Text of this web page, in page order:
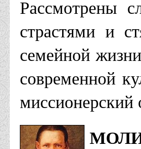
Иоанно-
монастырь
Храм
Рассмотрены
страстями и
семейной
современной
миссионерский